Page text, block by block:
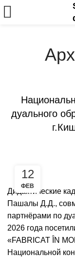
дуального
12
ФЕВ
Дидактические
Пашалы Д.Д.,
партнёрами по
2026 года
«FABRICAT ÎN
Национальной